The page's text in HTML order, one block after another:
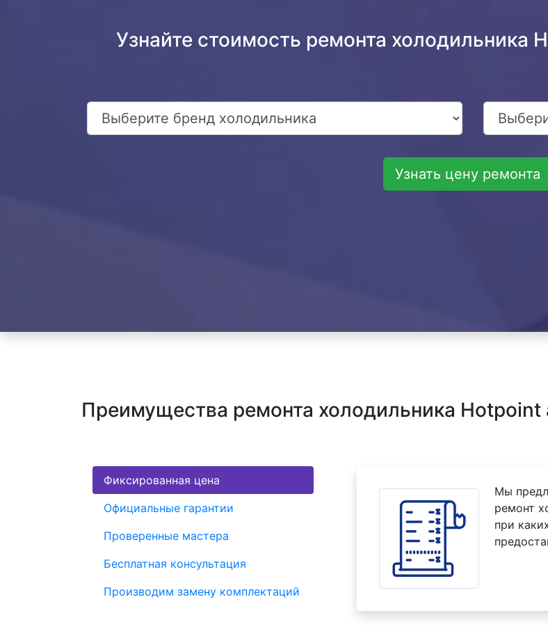
Узнайте стоимость ремонта холодильника
Узнать цену ремонта
Преимущества ремонта холодильника Hotpoint
Фиксированная цена
Официальные гарантии
Проверенные мастера
Бесплатная консультация
Производим замену комплектаций
Мы
ремонт
при